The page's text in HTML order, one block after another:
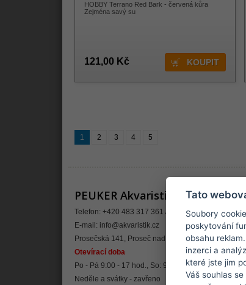
HOBBY Terrano Red Bark - červená kůra
Zejména savý su
121,00 Kč
1 2 3 4 5
PEUKER Akvaristik, prodejna
Telefon: +420 483 317 361 / +420 604 847 379
E-mail: info@akvaristik.cz
Prosečská 141, Proseč nad Nisou
Otevírací doba
Po - Pá 9:00 - 17 hod., So: 9-12 hod.
Neděle a svátky - zavřeno
Tato
Soubory
poskytování
obsahu
inzerci a
které jste jim
Váš souhlas